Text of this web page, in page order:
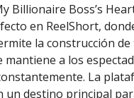
Billionaire Boss’s
en ReelShort,
la construcción
mantiene a los
La
un destino principal